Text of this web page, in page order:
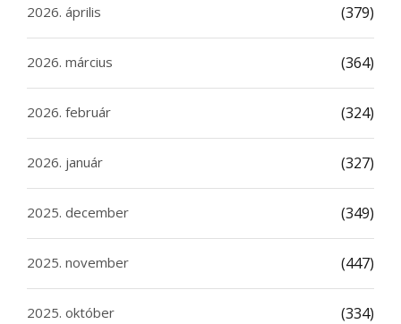
2026. április (379)
2026. március (364)
2026. február (324)
2026. január (327)
2025. december (349)
2025. november (447)
2025. október (334)